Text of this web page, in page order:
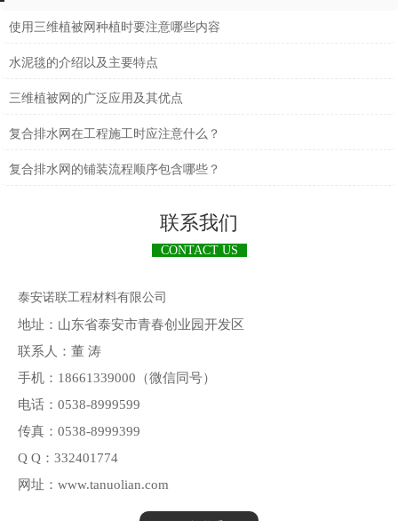
使用三维植被网种植时要注意哪些内容
水泥毯的介绍以及主要特点
三维植被网的广泛应用及其优点
复合排水网在工程施工时应注意什么？
复合排水网的铺装流程顺序包含哪些？
联系我们
CONTACT US
泰安诺联工程材料有限公司
地址：山东省泰安市青春创业园开发区
联系人：董 涛
手机：18661339000（微信同号）
电话：0538-8999599
传真：0538-8999399
Q Q：332401774
网址：www.tanuolian.com